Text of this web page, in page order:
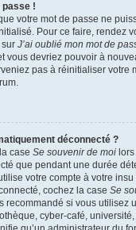
passe !
votre mot de passe ne
Pour ce faire, rendez
J’ai oublié mon mot de
vous devriez pouvoir à
pas à réinitialiser votre
déconnecté ?
case Se souvenir de moi
que pendant une durée
votre compte à votre
cochez la case Se
recommandé si vous utilisez
cyber-café,